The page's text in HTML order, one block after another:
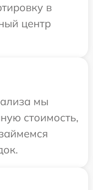
в
центр
мы
стоимость,